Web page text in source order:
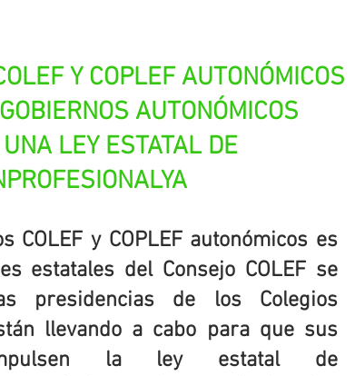
Y COPLEF AUTONÓMICOS
AUTONÓMICOS
LEY ESTATAL DE
y COPLEF autonómicos es
estatales del Consejo COLEF se
presidencias de los Colegios
llevando a cabo para que sus